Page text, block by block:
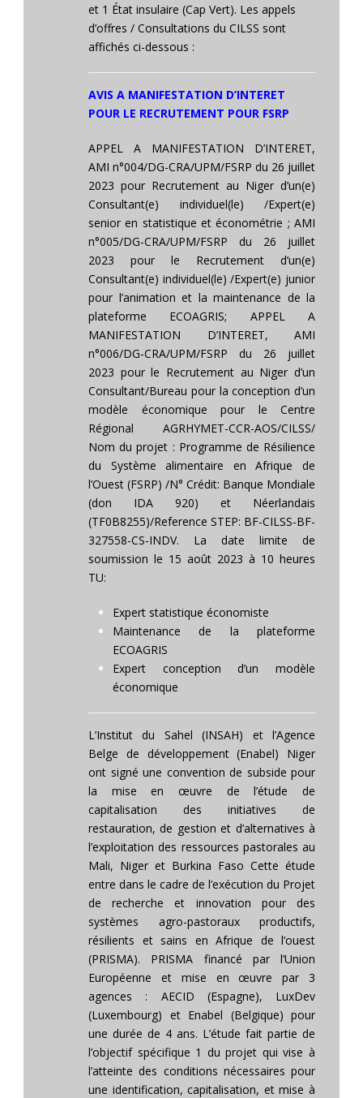
et 1 État insulaire (Cap Vert). Les appels
d’offres / Consultations du CILSS sont
affichés ci-dessous :
AVIS A MANIFESTATION D’INTERET
POUR LE RECRUTEMENT POUR FSRP
APPEL A MANIFESTATION D’INTERET,
AMI n°004/DG-CRA/UPM/FSRP du 26 juillet
2023 pour Recrutement au Niger d’un(e)
Consultant(e) individuel(le) /Expert(e)
senior en statistique et économétrie ; AMI
n°005/DG-CRA/UPM/FSRP du 26 juillet
2023 pour le Recrutement d’un(e)
Consultant(e) individuel(le) /Expert(e) junior
pour l’animation et la maintenance de la
plateforme ECOAGRIS; APPEL A
MANIFESTATION D’INTERET, AMI
n°006/DG-CRA/UPM/FSRP du 26 juillet
2023 pour le Recrutement au Niger d’un
Consultant/Bureau pour la conception d’un
modèle économique pour le Centre
Régional AGRHYMET-CCR-AOS/CILSS/
Nom du projet : Programme de Résilience
du Système alimentaire en Afrique de
l’Ouest (FSRP) /N° Crédit: Banque Mondiale
(don IDA 920) et Néerlandais
(TF0B8255)/Reference STEP: BF-CILSS-BF-
327558-CS-INDV. La date limite de
soumission le 15 août 2023 à 10 heures
TU:
Expert statistique économiste
Maintenance de la plateforme
ECOAGRIS
Expert conception d’un modèle
économique
L’Institut du Sahel (INSAH) et l’Agence
Belge de développement (Enabel) Niger
ont signé une convention de subside pour
la mise en œuvre de l’étude de
capitalisation des initiatives de
restauration, de gestion et d’alternatives à
l’exploitation des ressources pastorales au
Mali, Niger et Burkina Faso Cette étude
entre dans le cadre de l’exécution du Projet
de recherche et innovation pour des
systèmes agro-pastoraux productifs,
résilients et sains en Afrique de l’ouest
(PRISMA). PRISMA financé par l’Union
Européenne et mise en œuvre par 3
agences : AECID (Espagne), LuxDev
(Luxembourg) et Enabel (Belgique) pour
une durée de 4 ans. L’étude fait partie de
l’objectif spécifique 1 du projet qui vise à
l’atteinte des conditions nécessaires pour
une identification, capitalisation, et mise à